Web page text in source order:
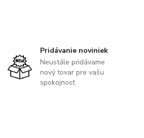
Pridávanie noviniek
Neustále pridávame
nový tovar pre vašu
spokojnosť.